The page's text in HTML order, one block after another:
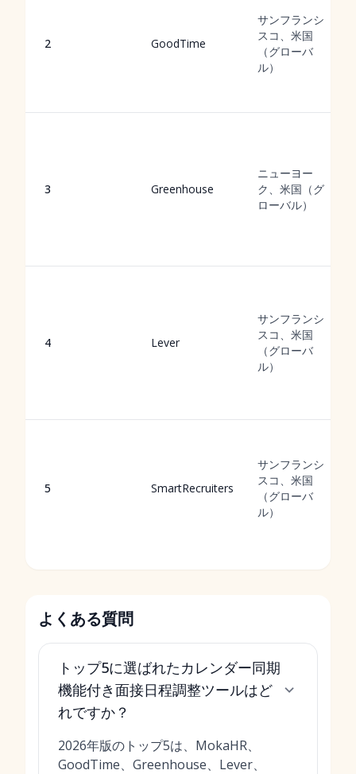
2 GoodTime
サンフランシ
スコ、米国
（グローバ
ル）
3 Greenhouse
ニューヨー
ク、米国（グ
ローバル）
4 Lever
サンフランシ
スコ、米国
（グローバ
ル）
5 SmartRecruiters
サンフランシ
スコ、米国
（グローバ
ル）
よくある質問
トップ5に選ばれたカレンダー同期
機能付き面接日程調整ツールはど
れですか？
2026年版のトップ5は、MokaHR、
GoodTime、Greenhouse、Lever、